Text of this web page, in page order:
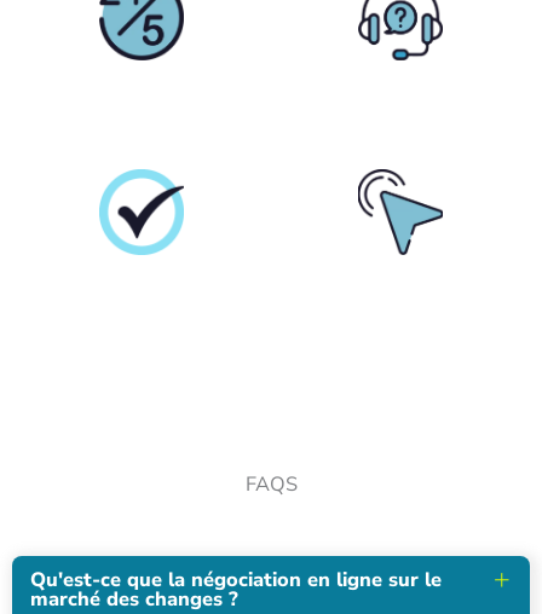
FAQS
Qu'est-ce que la négociation en ligne sur le
marché des changes ?